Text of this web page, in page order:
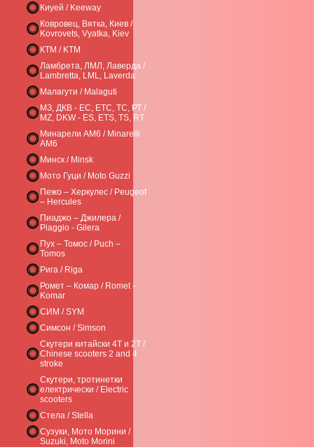
Киуей / Keeway
Ковровец, Вятка, Киев /
Kovrovets, Vyatka, Kiev
КТМ / KTM
Ламбрета, ЛМЛ, Лаверда /
Lambretta, LML, Laverda
Малагути / Malaguti
МЗ, ДКВ - ЕС, ЕТС, ТС, РТ /
MZ, DKW - ES, ETS, TS, RT
Минарели AM6 / Minarelli
AM6
Минск / Minsk
Мото Гуци / Moto Guzzi
Пежо – Херкулес / Peugeot
– Hercules
Пиаджо – Джилера /
Piaggio - Gilera
Пух – Томос / Puch –
Tomos
Рига / Riga
Ромет – Комар / Romet -
Komar
СИМ / SYM
Симсон / Simson
Скутери китайски 4Т и 2Т /
Chinese scooters 2 and 4
stroke
Скутери, тротинетки
електрически / Electric
scooters
Стела / Stella
Сузуки, Мото Морини /
Suzuki, Moto Morini